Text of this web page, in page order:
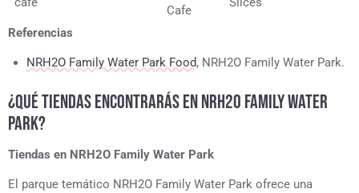
Cafe
Referencias
NRH2O Family Water Park Food, NRH2O Family Water Park.
¿QUÉ TIENDAS ENCONTRARÁS EN NRH2O FAMILY WATER
PARK?
Tiendas en NRH2O Family Water Park
El parque temático NRH2O Family Water Park ofrece una